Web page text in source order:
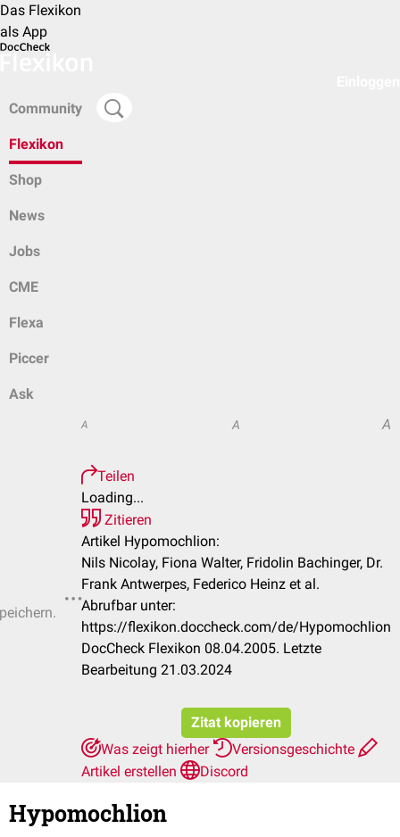
Das Flexikon
als App
Community
Flexikon
Shop
News
Jobs
CME
Flexa
Piccer
Ask
A A A
Teilen
Loading...
Zitieren
Artikel Hypomochlion:
Nils Nicolay, Fiona Walter, Fridolin Bachinger, Dr.
Frank Antwerpes, Federico Heinz et al.
Abrufbar unter:
https://flexikon.doccheck.com/de/Hypomochlion
DocCheck Flexikon 08.04.2005. Letzte
Bearbeitung 21.03.2024
Zitat kopieren
Was zeigt hierher
Versionsgeschichte
Artikel erstellen
Discord
Hypomochlion